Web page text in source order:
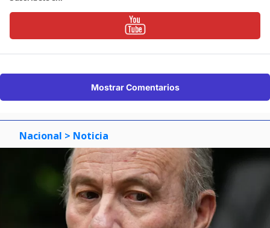
Mostrar Comentarios
Nacional > Noticia